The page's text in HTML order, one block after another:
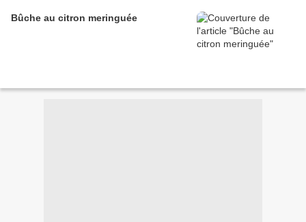
Bûche au citron meringuée